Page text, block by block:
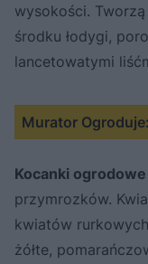
wysokości.
środku łodygi,
lancetowatymi
Murator
Kocanki
przymrozków.
kwiatów
żółte,